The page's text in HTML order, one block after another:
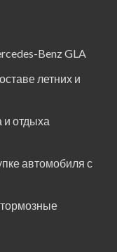
Benz GLA
летних и
и отдыха
автомобиля с
тормозные